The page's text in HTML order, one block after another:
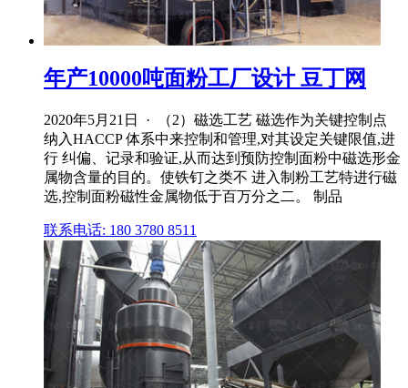
年产10000吨面粉工厂设计 豆丁网
2020年5月21日 · （2）磁选工艺 磁选作为关键控制点
纳入HACCP 体系中来控制和管理,对其设定关键限值,进
行 纠偏、记录和验证,从而达到预防控制面粉中磁选形金
属物含量的目的。使铁钉之类不 进入制粉工艺特进行磁
选,控制面粉磁性金属物低于百万分之二。 制品
联系电话: 180 3780 8511